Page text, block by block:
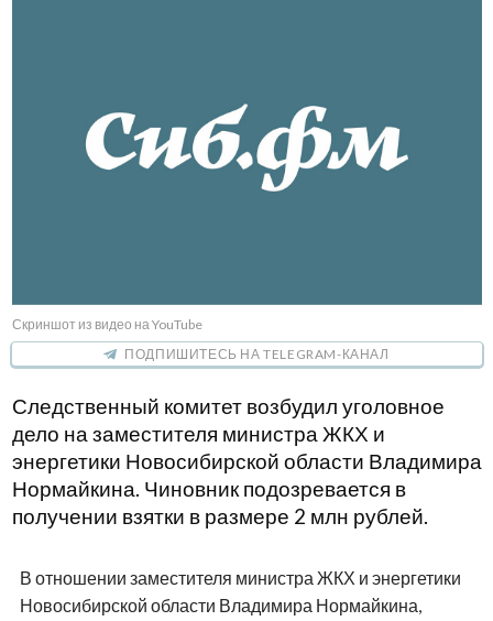
Скриншот из видео на YouTube
ПОДПИШИТЕСЬ НА TELEGRAM-КАНАЛ
Следственный комитет возбудил уголовное
дело на заместителя министра ЖКХ и
энергетики Новосибирской области Владимира
Нормайкина. Чиновник подозревается в
получении взятки в размере 2 млн рублей.
В отношении заместителя министра ЖКХ и энергетики
Новосибирской области Владимира Нормайкина,